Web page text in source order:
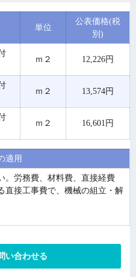
単位
公表価格(税
別)
ｍ２ 12,226円
ｍ２ 13,574円
ｍ２ 16,601円
適用
。労務費、材料費、直接経費
直接工事費で、機械の組立・解
い合わせる